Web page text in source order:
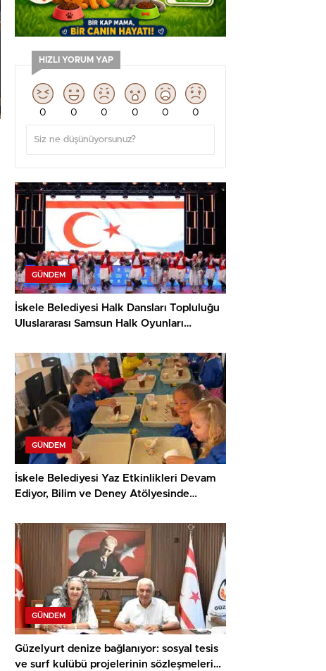
HIZLI YORUM YAP
0 0 0 0 0 0
GÜNDEM
İskele Belediyesi Halk Dansları Topluluğu
Uluslararası Samsun Halk Oyunları
Ediyor
GÜNDEM
İskele Belediyesi Yaz Etkinlikleri Devam
Ediyor, Bilim ve Deney Atölyesinde
GÜNDEM
Güzelyurt denize bağlanıyor: sosyal tesis
ve surf kulübü projelerinin sözleşmeleri